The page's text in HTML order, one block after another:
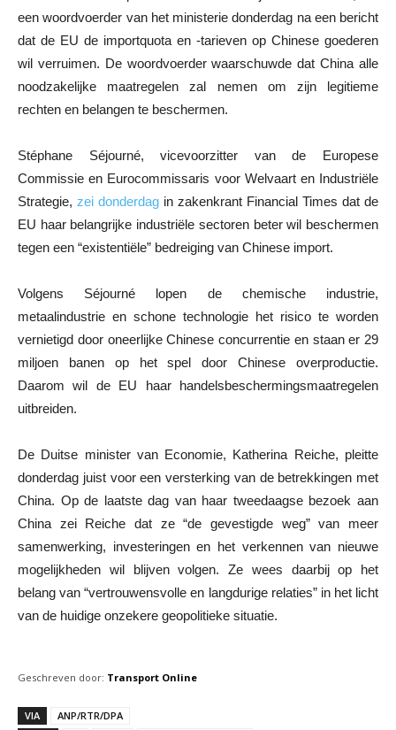
een woordvoerder van het ministerie donderdag na een bericht
dat de EU de importquota en -tarieven op Chinese goederen
wil verruimen. De woordvoerder waarschuwde dat China alle
noodzakelijke maatregelen zal nemen om zijn legitieme
rechten en belangen te beschermen.
Stéphane Séjourné, vicevoorzitter van de Europese
Commissie en Eurocommissaris voor Welvaart en Industriële
Strategie, zei donderdag in zakenkrant Financial Times dat de
EU haar belangrijke industriële sectoren beter wil beschermen
tegen een “existentiële” bedreiging van Chinese import.
Volgens Séjourné lopen de chemische industrie,
metaalindustrie en schone technologie het risico te worden
vernietigd door oneerlijke Chinese concurrentie en staan er 29
miljoen banen op het spel door Chinese overproductie.
Daarom wil de EU haar handelsbeschermingsmaatregelen
uitbreiden.
De Duitse minister van Economie, Katherina Reiche, pleitte
donderdag juist voor een versterking van de betrekkingen met
China. Op de laatste dag van haar tweedaagse bezoek aan
China zei Reiche dat ze “de gevestigde weg” van meer
samenwerking, investeringen en het verkennen van nieuwe
mogelijkheden wil blijven volgen. Ze wees daarbij op het
belang van “vertrouwensvolle en langdurige relaties” in het licht
van de huidige onzekere geopolitieke situatie.
Geschreven door: Transport Online
VIA
ANP/RTR/DPA